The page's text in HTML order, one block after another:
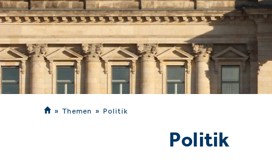
Themen Politik
Politik